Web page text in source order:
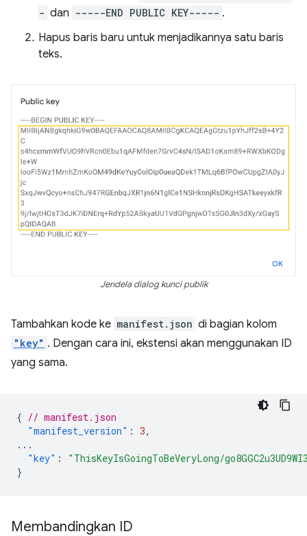
- dan -----END PUBLIC KEY----- .
Hapus baris baru untuk menjadikannya satu baris
teks.
Jendela dialog kunci publik
Tambahkan kode ke manifest.json di bagian kolom
"key" . Dengan cara ini, ekstensi akan menggunakan ID
yang sama.
{ // manifest.json
"manifest_version" : 3,
...
"key" :
"ThisKeyIsGoingToBeVeryLong/
}
Membandingkan ID